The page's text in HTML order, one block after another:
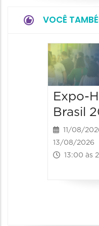
VOCÊ
Expo-
Brasil
11/08/
13/08/2026
13:00 às